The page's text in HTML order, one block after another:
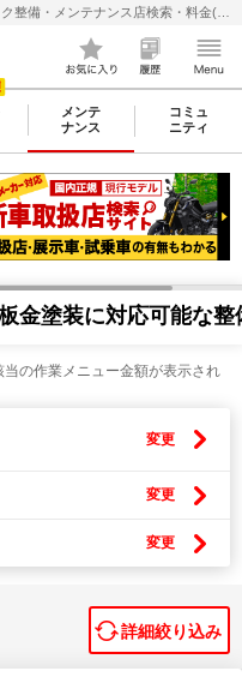
メンテ
ナンス
コミュ
ニティ
金塗装に対応可能な整
の作業メニュー金額が表示され
変更
変更
変更
詳細絞り込み